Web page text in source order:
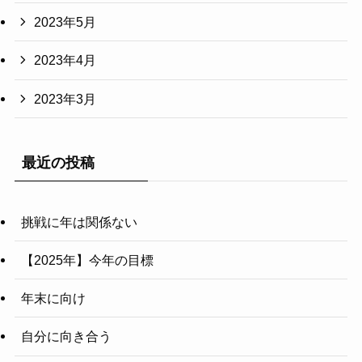
2023年5月
2023年4月
2023年3月
最近の投稿
挑戦に年は関係ない
【2025年】今年の目標
年末に向け
自分に向き合う